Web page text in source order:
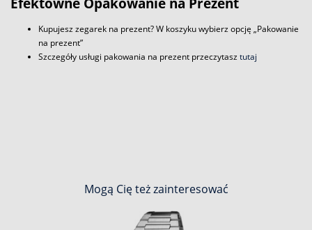
Kupujesz zegarek na prezent? W koszyku wybierz opcję „Pakowanie
na prezent”
Szczegóły usługi pakowania na prezent przeczytasztutaj
Mogą Cię też zainteresować